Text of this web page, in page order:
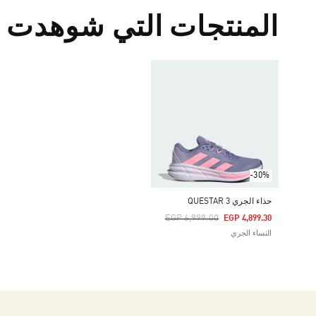
المنتجات التي شوهدت
-30%
حذاء الجري QUESTAR 3
Price Reduced From
EGP 6,999.00
To EGP 4,899.30
النساء الجري